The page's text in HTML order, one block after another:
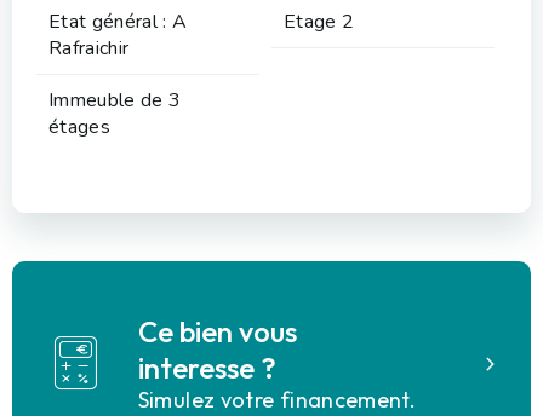
Etat général : A
Rafraichir
Etage 2
Immeuble de 3
étages
Ce bien vous
interesse ?
Simulez votre financement.